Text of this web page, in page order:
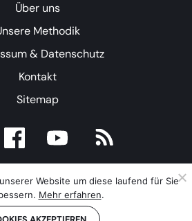
Über uns
Methodik
& Datenschutz
Kontakt
Sitemap
Website um diese laufend für Sie
Mehr erfahren.